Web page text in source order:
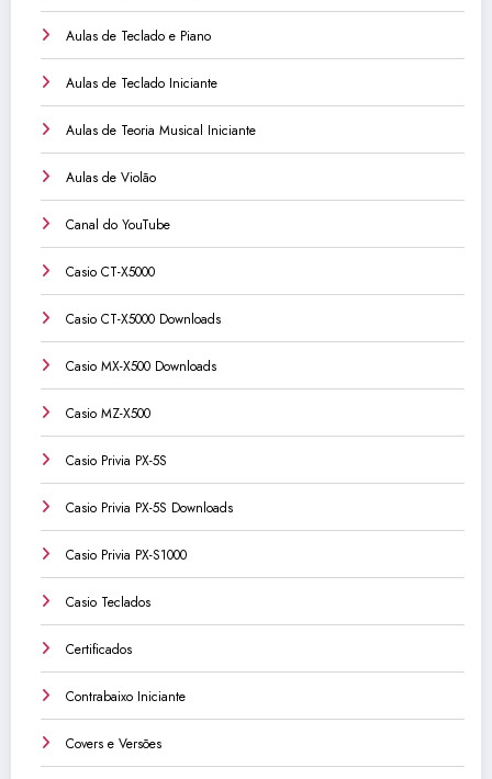
Aulas de Teclado e Piano
Aulas de Teclado Iniciante
Aulas de Teoria Musical Iniciante
Aulas de Violão
Canal do YouTube
Casio CT-X5000
Casio CT-X5000 Downloads
Casio MX-X500 Downloads
Casio MZ-X500
Casio Privia PX-5S
Casio Privia PX-5S Downloads
Casio Privia PX-S1000
Casio Teclados
Certificados
Contrabaixo Iniciante
Covers e Versões